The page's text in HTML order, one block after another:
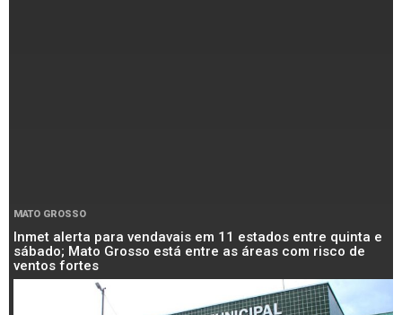
MATO GROSSO
Inmet alerta para vendavais em 11 estados entre quinta e
sábado; Mato Grosso está entre as áreas com risco de
ventos fortes